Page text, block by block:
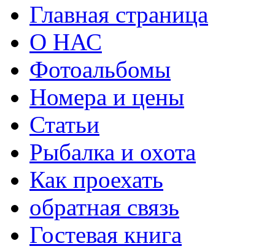
Главная страница
О НАС
Фотоальбомы
Номера и цены
Статьи
Рыбалка и охота
Как проехать
обратная связь
Гостевая книга